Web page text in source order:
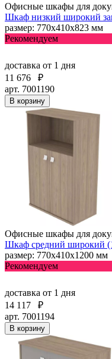
Офисные шкафы для
Шкаф низкий широкий
размер: 770х410х823 мм
Рекомендуем
доставка от 1 дня
11 676
₽
арт. 7001190
В корзину
Офисные шкафы для
Шкаф средний широкий
размер: 770х410х1200 мм
Рекомендуем
доставка от 1 дня
14 117
₽
арт. 7001194
В корзину